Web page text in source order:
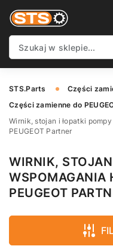
STS.Parts
Części
Części zamienne do
Wirnik, stojan i łopatki
PEUGEOT Partner
WIRNIK,
WSPOMAGANIA
PEUGEOT